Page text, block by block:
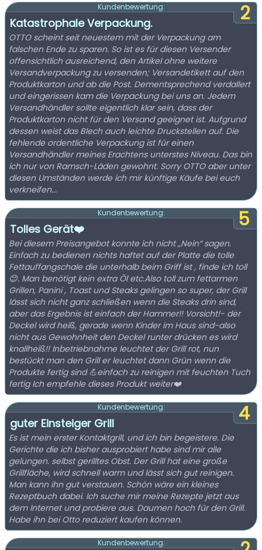
2
Kundenbewertung:
Katastrophale Verpackung.
OTTO scheint seit neuestem mit der Verpackung am
falschen Ende zu sparen. So ist es für diesen Versender
offensichtlich ausreichend, den Artikel ohne weitere
Versandverpackung zu versenden; Versandetikett auf den
Produktkarton und ab die Post. Dementsprechend verdallert
und eingerissen kam die Verpackung bei uns an. Jedem
Versandhändler sollte eigentlich klar sein, dass der
Produktkarton nicht für den Versand geeignet ist. Aufgrund
dessen weist das Blech auch leichte Druckstellen auf. Die
fehlende ordentliche Verpackung ist für einen
Versandhändler meines Erachtens unterstes Niveau. Das bin
ich nur von Ramsch-Läden gewohnt. Sorry OTTO aber unter
diesen Umständen werde ich mir künftige Käufe bei euch
verkneifen...
5
Kundenbewertung:
Tolles Gerät❤️
Bei diesem Preisangebot konnte ich nicht „Nein“ sagen.
Einfach zu bedienen nichts haftet auf der Platte die tolle
Fettauffangschale die unterhalb beim Griff ist , finde ich toll
😊. Man benötigt kein extra Öl etc.Also toll zum fettarmen
Grillen, Panini , Toast und Steaks gelingen so super, der Grill
lässt sich nicht ganz schließen wenn die Steaks drin sind,
aber das Ergebnis ist einfach der Hammer!! Vorsicht!- der
Deckel wird heiß, gerade wenn Kinder im Haus sind-also
nicht aus Gewohnheit den Deckel runter drücken es wird
knallheiß!! Inbetriebnahme leuchtet der Grill rot, nun
bestückt man den Grill er leuchtet dann Grün wenn die
Produkte fertig sind 💪einfach zu reinigen mit feuchten Tuch
fertig Ich empfehle dieses Produkt weiter❤️
4
Kundenbewertung:
guter Einsteiger Grill
Es ist mein erster Kontaktgrill, und ich bin begeistere. Die
Gerichte die ich bisher ausprobiert habe sind mir alle
gelungen. selbst gerilltes Obst. Der Grill hat eine große
Grillfläche, wird schnell warm und lässt sich gut reinigen.
Man kann ihn gut verstauen. Schön wäre ein kleines
Rezeptbuch dabei. Ich suche mir meine Rezepte jetzt aus
dem Internet und probiere aus. Daumen hoch für den Grill.
Habe ihn bei Otto reduziert kaufen können.
Kundenbewertung: